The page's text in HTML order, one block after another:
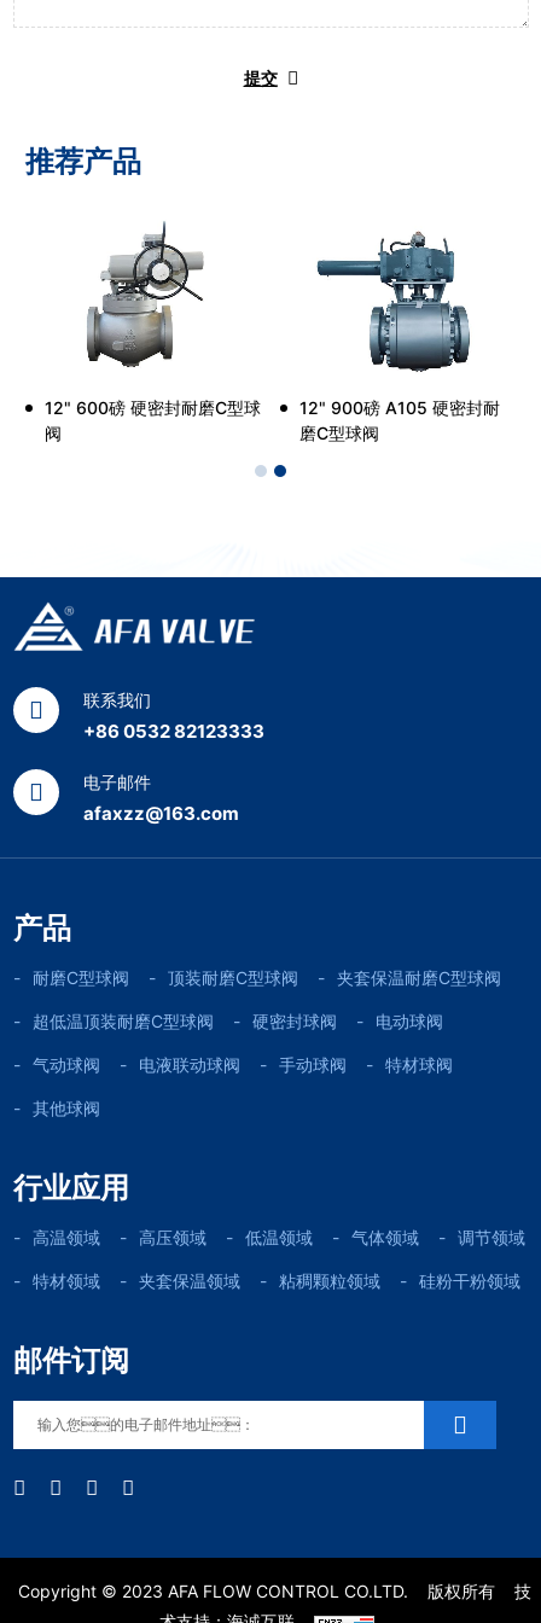
提交
推荐产品
12" 600磅 硬密封耐磨C型球
阀
12" 900磅 A105 硬密封耐
磨C型球阀
联系我们
+86 0532 82123333
电子邮件
afaxzz@163.com
产品
耐磨C型球阀 顶装耐磨C型球阀 夹套保温耐磨C型球阀
超低温顶装耐磨C型球阀 硬密封球阀 电动球阀
气动球阀 电液联动球阀 手动球阀 特材球阀
其他球阀
行业应用
高温领域 高压领域 低温领域 气体领域 调节领域
特材领域 夹套保温领域 粘稠颗粒领域 硅粉干粉领域
邮件订阅
Copyright © 2023 AFA FLOW CONTROL CO.LTD. 版权所有
技